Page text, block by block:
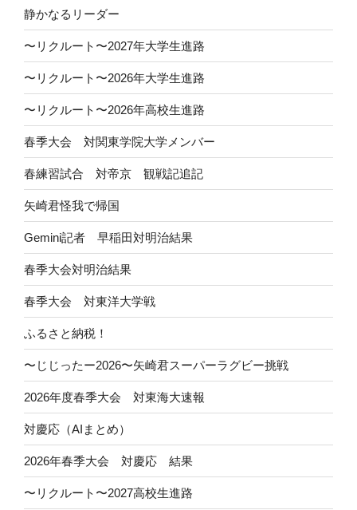
静かなるリーダー
〜リクルート〜2027年大学生進路
〜リクルート〜2026年大学生進路
〜リクルート〜2026年高校生進路
春季大会 対関東学院大学メンバー
春練習試合 対帝京 観戦記追記
矢崎君怪我で帰国
Gemini記者 早稲田対明治結果
春季大会対明治結果
春季大会 対東洋大学戦
ふるさと納税！
〜じじったー2026〜矢崎君スーパーラグビー挑戦
2026年度春季大会 対東海大速報
対慶応（AIまとめ）
2026年春季大会 対慶応 結果
〜リクルート〜2027高校生進路